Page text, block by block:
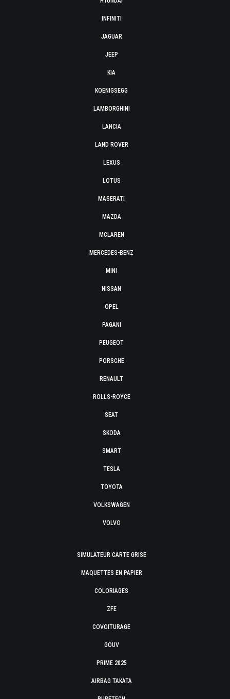
INFINITI
JAGUAR
JEEP
KIA
KOENIGSEGG
LAMBORGHINI
LANCIA
LAND ROVER
LEXUS
LOTUS
MASERATI
MAZDA
MCLAREN
MERCEDES-BENZ
MINI
NISSAN
OPEL
PAGANI
PEUGEOT
PORSCHE
RENAULT
ROLLS-ROYCE
SEAT
SKODA
SMART
TESLA
TOYOTA
VOLKSWAGEN
VOLVO
SIMULATEUR CARTE GRISE
MAQUETTES EN PAPIER
COLORIAGES
ZFE
COVOITURAGE
GOUV
PRIME 2025
AIRBAG TAKATA